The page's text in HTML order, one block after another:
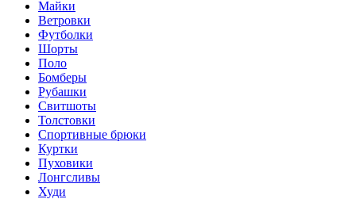
Майки
Ветровки
Футболки
Шорты
Поло
Бомберы
Рубашки
Свитшоты
Толстовки
Спортивные брюки
Куртки
Пуховики
Лонгсливы
Худи